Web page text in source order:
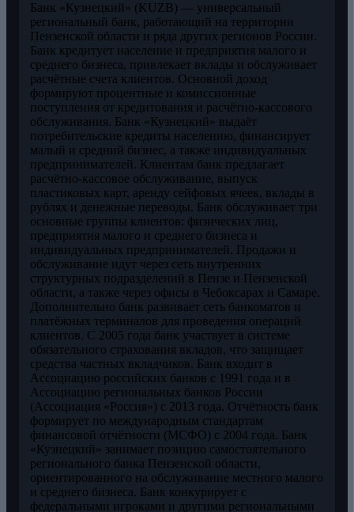
Банк «Кузнецкий» (KUZB) — универсальный
региональный банк, работающий на территории
Пензенской области и ряда других регионов России.
Банк кредитует население и предприятия малого и
среднего бизнеса, привлекает вклады и обслуживает
расчётные счета клиентов. Основной доход
формируют процентные и комиссионные
поступления от кредитования и расчётно-кассового
обслуживания. Банк «Кузнецкий» выдаёт
потребительские кредиты населению, финансирует
малый и средний бизнес, а также индивидуальных
предпринимателей. Клиентам банк предлагает
расчётно-кассовое обслуживание, выпуск
пластиковых карт, аренду сейфовых ячеек, вклады в
рублях и денежные переводы. Банк обслуживает три
основные группы клиентов: физических лиц,
предприятия малого и среднего бизнеса и
индивидуальных предпринимателей. Продажи и
обслуживание идут через сеть внутренних
структурных подразделений в Пензе и Пензенской
области, а также через офисы в Чебоксарах и Самаре.
Дополнительно банк развивает сеть банкоматов и
платёжных терминалов для проведения операций
клиентов. С 2005 года банк участвует в системе
обязательного страхования вкладов, что защищает
средства частных вкладчиков. Банк входит в
Ассоциацию российских банков с 1991 года и в
Ассоциацию региональных банков России
(Ассоциация «Россия») с 2013 года. Отчётность банк
формирует по международным стандартам
финансовой отчётности (МСФО) с 2004 года. Банк
«Кузнецкий» занимает позицию самостоятельного
регионального банка Пензенской области,
ориентированного на обслуживание местного малого
и среднего бизнеса. Банк конкурирует с
федеральными игроками и другими региональными